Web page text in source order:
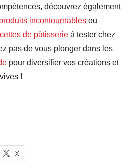
découvrez également
incontournables ou
de pâtisserie à tester chez
pas de vous plonger dans les
pour diversifier vos créations et
!
X